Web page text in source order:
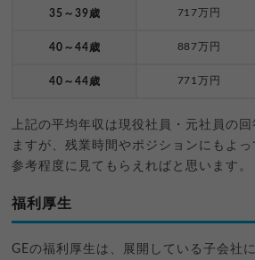
35～39歳 717万円
40～44歳 887万円
40～44歳 771万円
上記の平均年収は現役社員・元社員の
ますが、残業時間やポジションにもよっ
参考程度に見てもらえればと思います。
福利厚生
GEの福利厚生は、展開している子会社